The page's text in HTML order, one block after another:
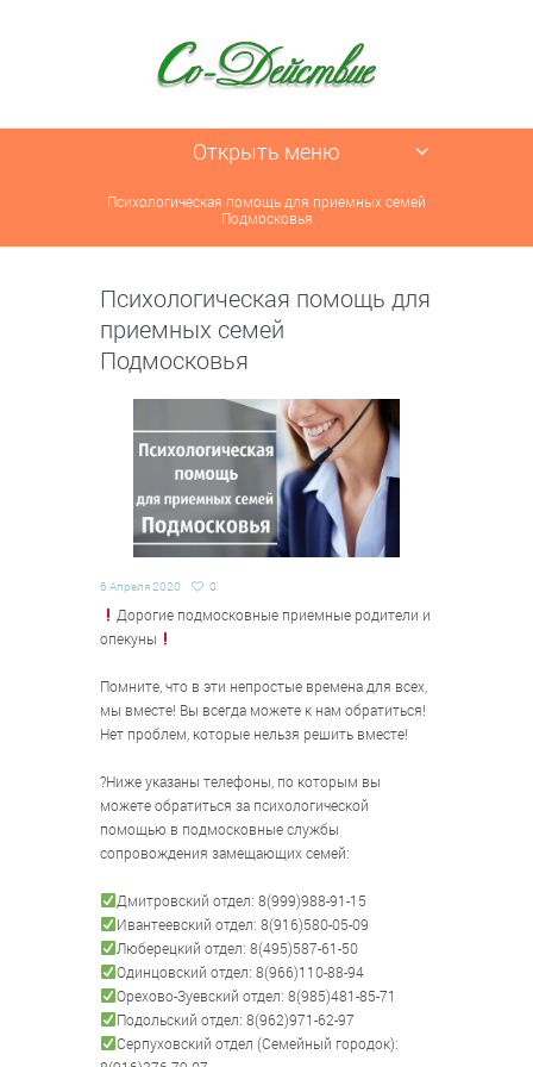
Открыть меню
Психологическая помощь для приемных семей
Подмосковья
Психологическая помощь для
приемных семей
Подмосковья
6 Апреля 2020 0
Дорогие подмосковные приемные родители и
опекуны
Помните, что в эти непростые времена для всех,
мы вместе! Вы всегда можете к нам обратиться!
Нет проблем, которые нельзя решить вместе!
?Ниже указаны телефоны, по которым вы
можете обратиться за психологической
помощью в подмосковные службы
сопровождения замещающих семей:
Дмитровский отдел: 8(999)988-91-15
Ивантеевский отдел: 8(916)580-05-09
Люберецкий отдел: 8(495)587-61-50
Одинцовский отдел: 8(966)110-88-94
Орехово-Зуевский отдел: 8(985)481-85-71
Подольский отдел: 8(962)971-62-97
Серпуховский отдел (Семейный городок):